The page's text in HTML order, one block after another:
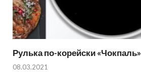
Рулька по-корейски «Чокпаль»
08.03.2021